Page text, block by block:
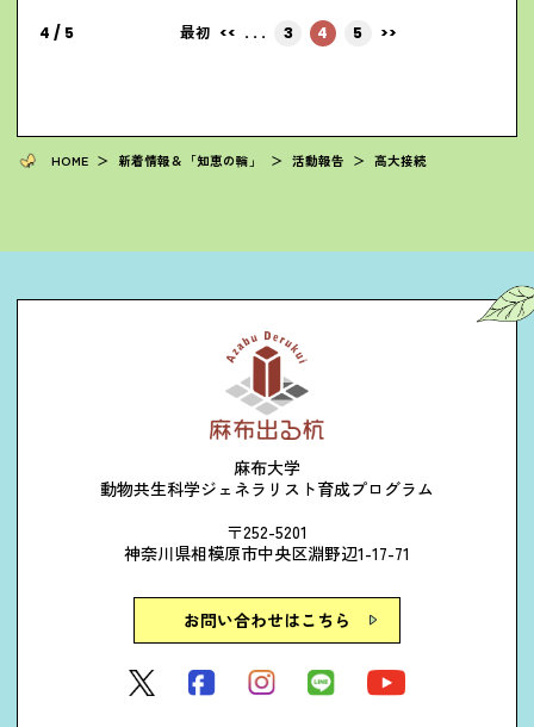
4 / 5 最初 << . . . 3 4 5 >>
HOME ＞ 新着情報＆「知恵の輪」 ＞ 活動報告 ＞ 高大接続
麻布大学
動物共生科学ジェネラリスト育成プログラム
〒252-5201
神奈川県相模原市中央区淵野辺1-17-71
お問い合わせはこちら